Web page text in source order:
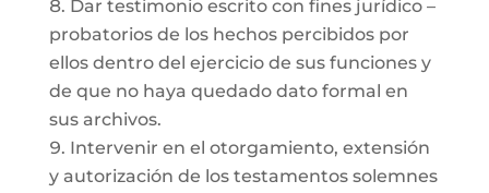
Dar testimonio escrito con fines jurídico –
probatorios de los hechos percibidos por
ellos dentro del ejercicio de sus funciones y
de que no haya quedado dato formal en
sus archivos.
Intervenir en el otorgamiento, extensión
y autorización de los testamentos solemnes